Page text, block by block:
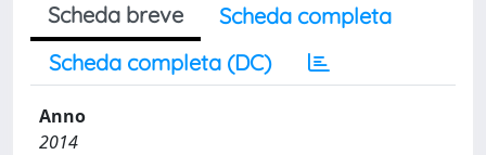
Scheda breve
Scheda completa
Scheda completa (DC)
Anno
2014